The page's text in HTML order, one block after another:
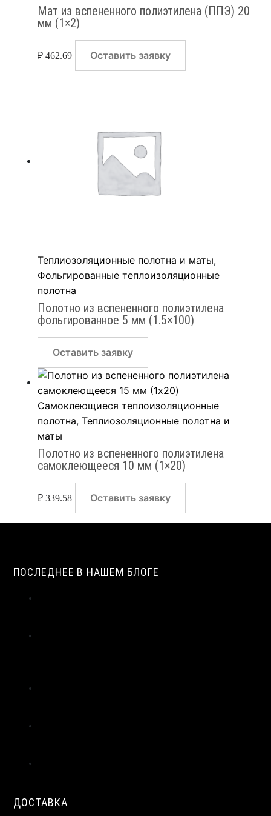
Мат из вспененного полиэтилена (ППЭ) 20
мм (1×2)
₽ 462.69 Оставить заявку
Теплиозоляционные полотна и маты,
Фольгированные теплоизоляционные
полотна
Полотно из вспененного полиэтилена
фольгированное 5 мм (1.5×100)
Оставить заявку
Самоклеющиеся теплоизоляционные
полотна,Теплиозоляционные полотна и
маты
Полотно из вспененного полиэтилена
самоклеющееся 10 мм (1×20)
₽ 339.58 Оставить заявку
ПОСЛЕДНЕЕ В НАШЕМ БЛОГЕ
ДОСТАВКА